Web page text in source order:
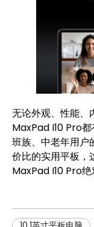
无论外观、性能、
MaxPad I10 Pro
班族、中老年用户
价比的实用平板，
MaxPad I10 Pro绝